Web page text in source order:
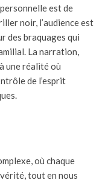
est de
noir, l’audience est
des braquages qui
La narration,
une réalité où
de l’esprit
où chaque
tout en nous